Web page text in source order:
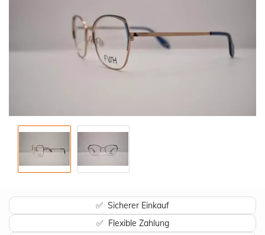
✅ Sicherer Einkauf
✅ Flexible Zahlung